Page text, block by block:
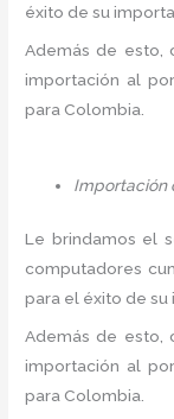
éxito de su
Además de esto,
importación al
para Colombia.
Importación
Le brindamos el
computadores
para el éxito de su
Además de esto,
importación al
para Colombia.